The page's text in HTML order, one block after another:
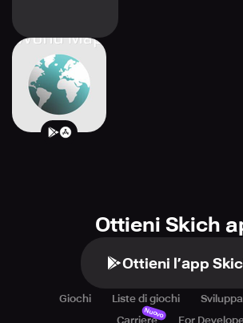
World Map Quiz
Ottieni Skich
Ottieni l’app
Giochi Liste di giochi
Carriere
Nuovo
For